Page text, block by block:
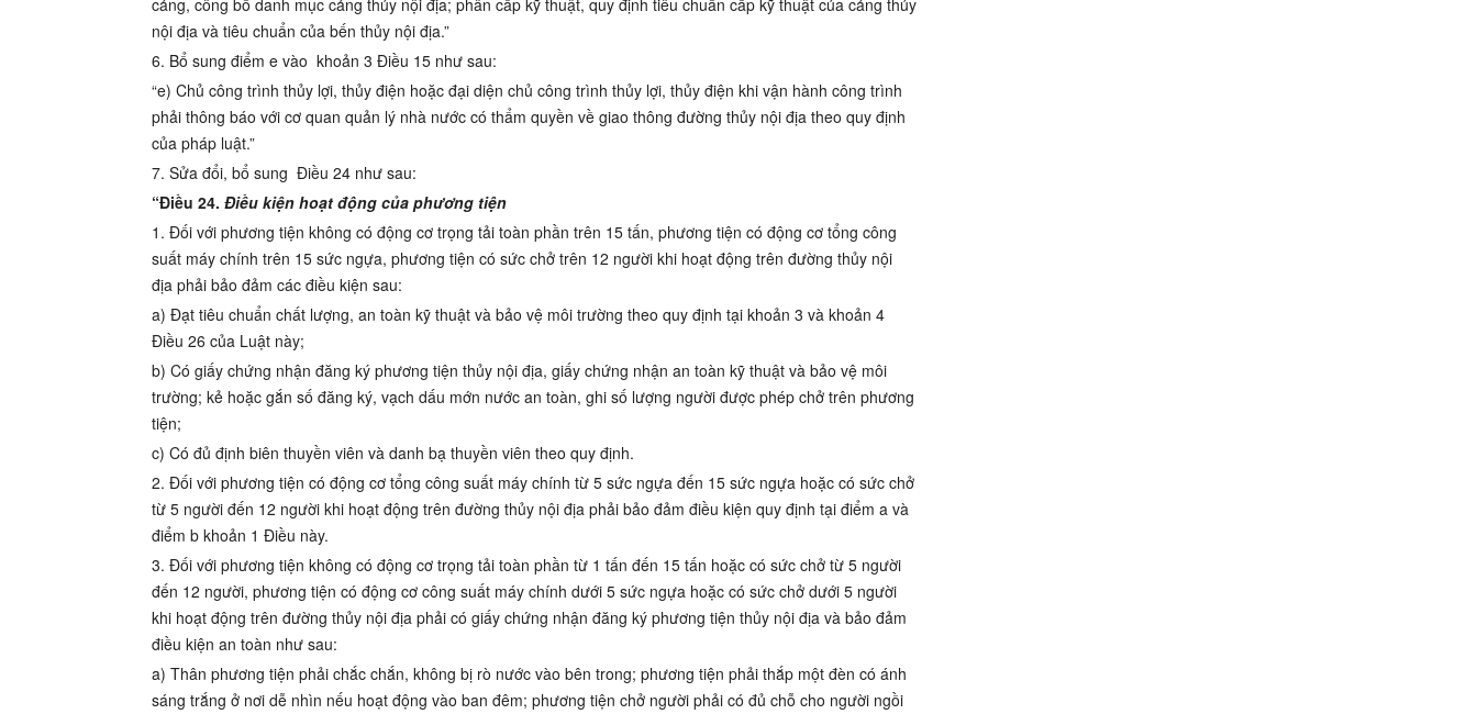
cảng, công bố danh mục cảng thủy nội địa; phân cấp kỹ thuật, quy định tiêu chuẩn cấp kỹ thuật của cảng thủy
nội địa và tiêu chuẩn của bến thủy nội địa.”
6. Bổ sung điểm e vào khoản 3 Điều 15 như sau:
“e) Chủ công trình thủy lợi, thủy điện hoặc đại diện chủ công trình thủy lợi, thủy điện khi vận hành công trình
phải thông báo với cơ quan quản lý nhà nước có thẩm quyền về giao thông đường thủy nội địa theo quy định
của pháp luật.”
7. Sửa đổi, bổ sung Điều 24 như sau:
“Điều 24. Điều kiện hoạt động của phương tiện
1. Đối với phương tiện không có động cơ trọng tải toàn phần trên 15 tấn, phương tiện có động cơ tổng công
suất máy chính trên 15 sức ngựa, phương tiện có sức chở trên 12 người khi hoạt động trên đường thủy nội
địa phải bảo đảm các điều kiện sau:
a) Đạt tiêu chuẩn chất lượng, an toàn kỹ thuật và bảo vệ môi trường theo quy định tại khoản 3 và khoản 4
Điều 26 của Luật này;
b) Có giấy chứng nhận đăng ký phương tiện thủy nội địa, giấy chứng nhận an toàn kỹ thuật và bảo vệ môi
trường; kẻ hoặc gắn số đăng ký, vạch dấu mớn nước an toàn, ghi số lượng người được phép chở trên phương
tiện;
c) Có đủ định biên thuyền viên và danh bạ thuyền viên theo quy định.
2. Đối với phương tiện có động cơ tổng công suất máy chính từ 5 sức ngựa đến 15 sức ngựa hoặc có sức chở
từ 5 người đến 12 người khi hoạt động trên đường thủy nội địa phải bảo đảm điều kiện quy định tại điểm a và
điểm b khoản 1 Điều này.
3. Đối với phương tiện không có động cơ trọng tải toàn phần từ 1 tấn đến 15 tấn hoặc có sức chở từ 5 người
đến 12 người, phương tiện có động cơ công suất máy chính dưới 5 sức ngựa hoặc có sức chở dưới 5 người
khi hoạt động trên đường thủy nội địa phải có giấy chứng nhận đăng ký phương tiện thủy nội địa và bảo đảm
điều kiện an toàn như sau:
a) Thân phương tiện phải chắc chắn, không bị rò nước vào bên trong; phương tiện phải thắp một đèn có ánh
sáng trắng ở nơi dễ nhìn nếu hoạt động vào ban đêm; phương tiện chở người phải có đủ chỗ cho người ngồi